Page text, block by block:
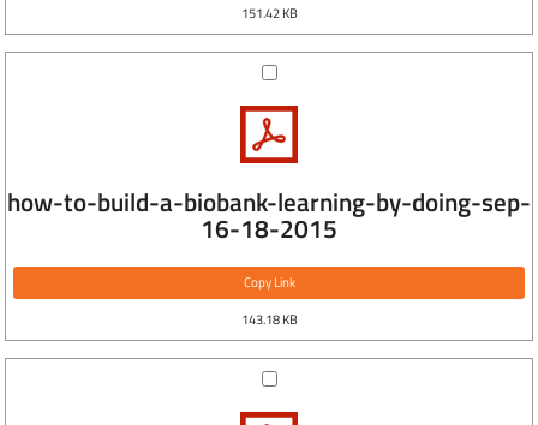
151.42 KB
how-to-build-a-biobank-learning-by-doing-sep-
16-18-2015
Copy Link
143.18 KB